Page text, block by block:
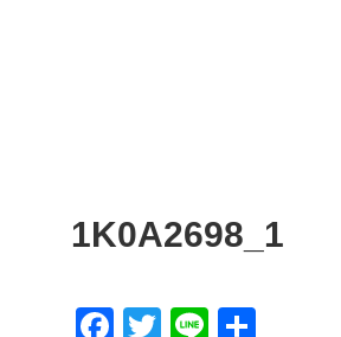
1K0A2698_1
F
T
Li